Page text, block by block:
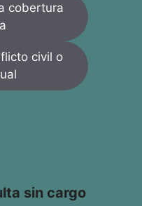
cobertura
civil o
sin cargo